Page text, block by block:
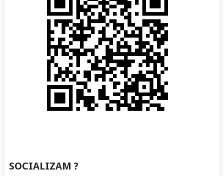
SOCIALIZAM ?